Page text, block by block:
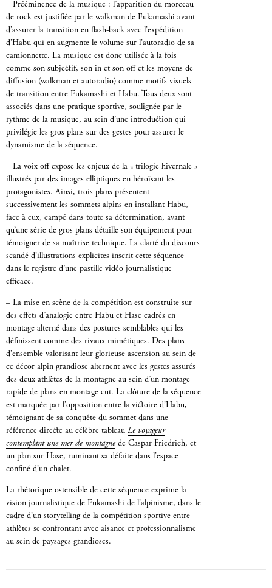
– Prééminence de la musique : l’apparition du morceau
de rock est justifiée par le walkman de Fukamashi avant
d’assurer la transition en flash-back avec l’expédition
d’Habu qui en augmente le volume sur l’autoradio de sa
camionnette. La musique est donc utilisée à la fois
comme son subjectif, son in et son off et les moyens de
diffusion (walkman et autoradio) comme motifs visuels
de transition entre Fukamashi et Habu. Tous deux sont
associés dans une pratique sportive, soulignée par le
rythme de la musique, au sein d’une introduction qui
privilégie les gros plans sur des gestes pour assurer le
dynamisme de la séquence.
– La voix off expose les enjeux de la « trilogie hivernale »
illustrés par des images elliptiques en héroïsant les
protagonistes. Ainsi, trois plans présentent
successivement les sommets alpins en installant Habu,
face à eux, campé dans toute sa détermination, avant
qu’une série de gros plans détaille son équipement pour
témoigner de sa maîtrise technique. La clarté du discours
scandé d’illustrations explicites inscrit cette séquence
dans le registre d’une pastille vidéo journalistique
efficace.
– La mise en scène de la compétition est construite sur
des effets d’analogie entre Habu et Hase cadrés en
montage alterné dans des postures semblables qui les
définissent comme des rivaux mimétiques. Des plans
d’ensemble valorisant leur glorieuse ascension au sein de
ce décor alpin grandiose alternent avec les gestes assurés
des deux athlètes de la montagne au sein d’un montage
rapide de plans en montage cut. La clôture de la séquence
est marquée par l’opposition entre la victoire d’Habu,
témoignant de sa conquête du sommet dans une
référence directe au célèbre tableau Le voyageur
contemplant une mer de montagnede Caspar Friedrich, et
un plan sur Hase, ruminant sa défaite dans l’espace
confiné d’un chalet.
La rhétorique ostensible de cette séquence exprime la
vision journalistique de Fukamashi de l’alpinisme, dans le
cadre d’un storytelling de la compétition sportive entre
athlètes se confrontant avec aisance et professionnalisme
au sein de paysages grandioses.